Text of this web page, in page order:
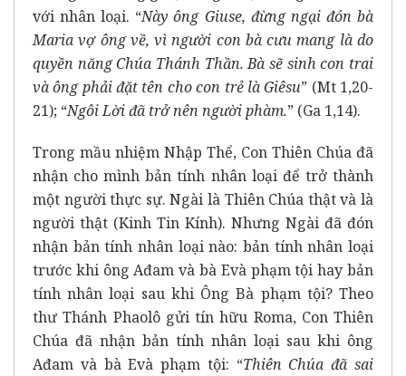
với nhân loại. “Này ông Giuse, đừng ngại đón bà
Maria vợ ông về, vì người con bà cưu mang là do
quyền năng Chúa Thánh Thần. Bà sẽ sinh con trai
và ông phải đặt tên cho con trẻ là Giêsu” (Mt 1,20-
21); “Ngôi Lời đã trở nên người phàm.” (Ga 1,14).
Trong mầu nhiệm Nhập Thể, Con Thiên Chúa đã
nhận cho mình bản tính nhân loại để trở thành
một người thực sự. Ngài là Thiên Chúa thật và là
người thật (Kinh Tin Kính). Nhưng Ngài đã đón
nhận bản tính nhân loại nào: bản tính nhân loại
trước khi ông Ađam và bà Evà phạm tội hay bản
tính nhân loại sau khi Ông Bà phạm tội? Theo
thư Thánh Phaolô gửi tín hữu Roma, Con Thiên
Chúa đã nhận bản tính nhân loại sau khi ông
Ađam và bà Evà phạm tội: “Thiên Chúa đã sai